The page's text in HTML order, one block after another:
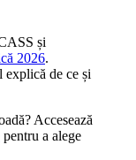
și
2026.
explică de ce și
Accesează
pentru a alege